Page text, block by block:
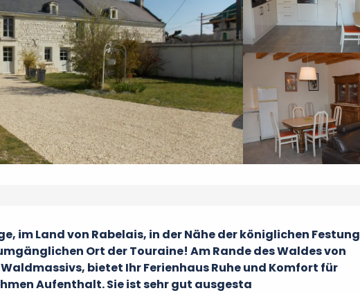
im Land von Rabelais, in der Nähe der königlichen Festung
Ort der Touraine! Am Rande des Waldes von
bietet Ihr Ferienhaus Ruhe und Komfort für
Aufenthalt. Sie ist sehr gut ausgesta